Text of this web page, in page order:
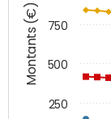
Montants (€)
250
500
750